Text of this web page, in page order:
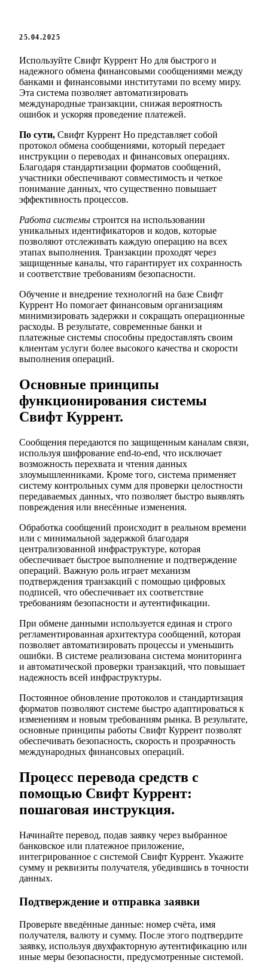
25.04.2025
Используйте Свифт Куррент Но для быстрого и
надежного обмена финансовыми сообщениями между
банками и финансовыми институтами по всему миру.
Эта система позволяет автоматизировать
международные транзакции, снижая вероятность
ошибок и ускоряя проведение платежей.
По сути, Свифт Куррент Но представляет собой
протокол обмена сообщениями, который передает
инструкции о переводах и финансовых операциях.
Благодаря стандартизации форматов сообщений,
участники обеспечивают совместимость и четкое
понимание данных, что существенно повышает
эффективность процессов.
Работа системы строится на использовании
уникальных идентификаторов и кодов, которые
позволяют отслеживать каждую операцию на всех
этапах выполнения. Транзакции проходят через
защищенные каналы, что гарантирует их сохранность
и соответствие требованиям безопасности.
Обучение и внедрение технологий на базе Свифт
Куррент Но помогает финансовым организациям
минимизировать задержки и сокращать операционные
расходы. В результате, современные банки и
платежные системы способны предоставлять своим
клиентам услуги более высокого качества и скорости
выполнения операций.
Основные принципы
функционирования системы
Свифт Куррент.
Сообщения передаются по защищенным каналам связи,
используя шифрование end-to-end, что исключает
возможность перехвата и чтения данных
злоумышленниками. Кроме того, система применяет
систему контрольных сумм для проверки целостности
передаваемых данных, что позволяет быстро выявлять
повреждения или внесённые изменения.
Обработка сообщений происходит в реальном времени
или с минимальной задержкой благодаря
централизованной инфраструктуре, которая
обеспечивает быстрое выполнение и подтверждение
операций. Важную роль играет механизм
подтверждения транзакций с помощью цифровых
подписей, что обеспечивает их соответствие
требованиям безопасности и аутентификации.
При обмене данными используется единая и строго
регламентированная архитектура сообщений, которая
позволяет автоматизировать процессы и уменьшить
ошибки. В системе реализована система мониторинга
и автоматической проверки транзакций, что повышает
надежность всей инфраструктуры.
Постоянное обновление протоколов и стандартизация
форматов позволяют системе быстро адаптироваться к
изменениям и новым требованиям рынка. В результате,
основные принципы работы Свифт Куррент позволят
обеспечивать безопасность, скорость и прозрачность
международных финансовых операций.
Процесс перевода средств с
помощью Свифт Куррент:
пошаговая инструкция.
Начинайте перевод, подав заявку через выбранное
банковское или платежное приложение,
интегрированное с системой Свифт Куррент. Укажите
сумму и реквизиты получателя, убедившись в точности
данных.
Подтверждение и отправка заявки
Проверьте введённые данные: номер счёта, имя
получателя, валюту и сумму. После этого подтвердите
заявку, используя двухфакторную аутентификацию или
иные меры безопасности, предусмотренные системой.